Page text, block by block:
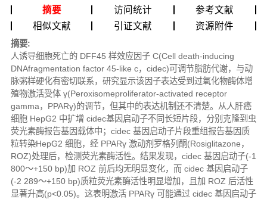
摘要 访问统计
参考文献
相似文献
引证文献 资源附件
摘要:
人诱导细胞死亡的 DFF45 样效应因子 C(Cell death-inducing
DNAfragmentation factor 45-like c，cidec)可调节脂肪代谢，与动
脉粥样硬化有密切联系，研究显示该因子表达受到过氧化物酶体增
殖物激活受体 γ(Peroxisomeproliferator-activated receptor
gamma，PPARγ)的调节，但其中的表达机制还不清楚。从人肝癌
细胞 HepG2 中扩增 cidec基因启动子不同长短片段，分别克隆到虫
荧光素酶报告基因载体中；cidec 基因启动子片段重组报告基因质
粒转染HepG2 细胞，经 PPARγ 激动剂罗格列酮(Rosiglitazone，
ROZ)处理后，检测荧光素酶活性。结果发现，cidec 基因启动子(-1
800～+150 bp)加 ROZ 前后均无明显变化，而 cidec 基因启动子
(-2 289～+150 bp)质粒荧光素酶活性明显增加，且加 ROZ 后活性
显著升高(p<0.05)。这表明激活 PPARγ 可能通过 cidec 基因启动子